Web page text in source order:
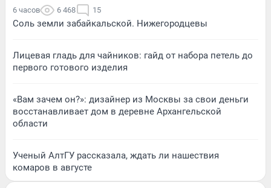
6 часов 6 468 15
Соль земли забайкальской. Нижегородцевы
Лицевая гладь для чайников: гайд от набора петель до
первого готового изделия
«Вам зачем он?»: дизайнер из Москвы за свои деньги
восстанавливает дом в деревне Архангельской
области
Ученый АлтГУ рассказала, ждать ли нашествия
комаров в августе